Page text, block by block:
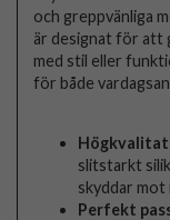
och greppvänliga
är designat för att
med stil eller
för både
slitstarkt
skyddar mot
Perfekt